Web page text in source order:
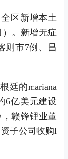
区新增本土
）。新增无症
则市7例、昌
的mariana
6亿美元建设
，赣锋锂业董
子公司收购l